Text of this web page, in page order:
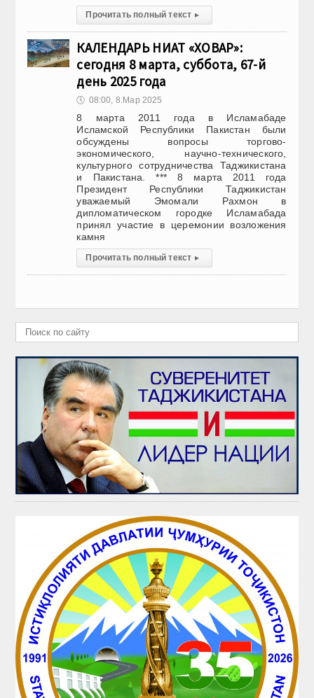
Прочитать полный текст ▸
КАЛЕНДАРЬ НИАТ «ХОВАР»:
сегодня 8 марта, суббота, 67-й
день 2025 года
🕔 08:00, 8.Мар 2025
8 марта 2011 года в Исламабаде
Исламской Республики Пакистан были
обсуждены вопросы торгово-
экономического, научно-технического,
культурного сотрудничества Таджикистана
и Пакистана. *** 8 марта 2011 года
Президент Республики Таджикистан
уважаемый Эмомали Рахмон в
дипломатическом городке Исламабада
принял участие в церемонии возложения
камня
Прочитать полный текст ▸